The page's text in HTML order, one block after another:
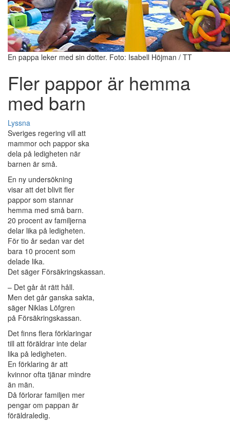
En pappa leker med sin dotter. Foto: Isabell Höjman / TT
Fler pappor är hemma
med barn
Lyssna
Sveriges regering vill att
mammor och pappor ska
dela på ledigheten när
barnen är små.
En ny undersökning
visar att det blivit fler
pappor som stannar
hemma med små barn.
20 procent av familjerna
delar lika på ledigheten.
För tio år sedan var det
bara 10 procent som
delade lika.
Det säger Försäkringskassan.
– Det går åt rätt håll.
Men det går ganska sakta,
säger Niklas Löfgren
på Försäkringskassan.
Det finns flera förklaringar
till att föräldrar inte delar
lika på ledigheten.
En förklaring är att
kvinnor ofta tjänar mindre
än män.
Då förlorar familjen mer
pengar om pappan är
föräldraledig.